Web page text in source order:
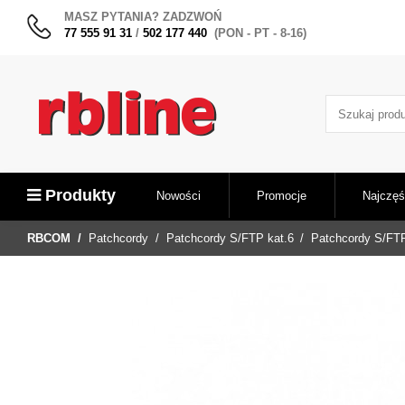
MASZ PYTANIA? ZADZWOŃ
77 555 91 31 / 502 177 440 (PON - PT - 8-16)
Produkty Nowości Promocje
RBCOM Patchcordy Patchcordy S/FTP kat.6 Patchcordy S/